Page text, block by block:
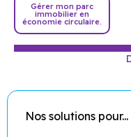
Gérer mon parc
immobilier en
économie circulaire.
Nos solutions pour...